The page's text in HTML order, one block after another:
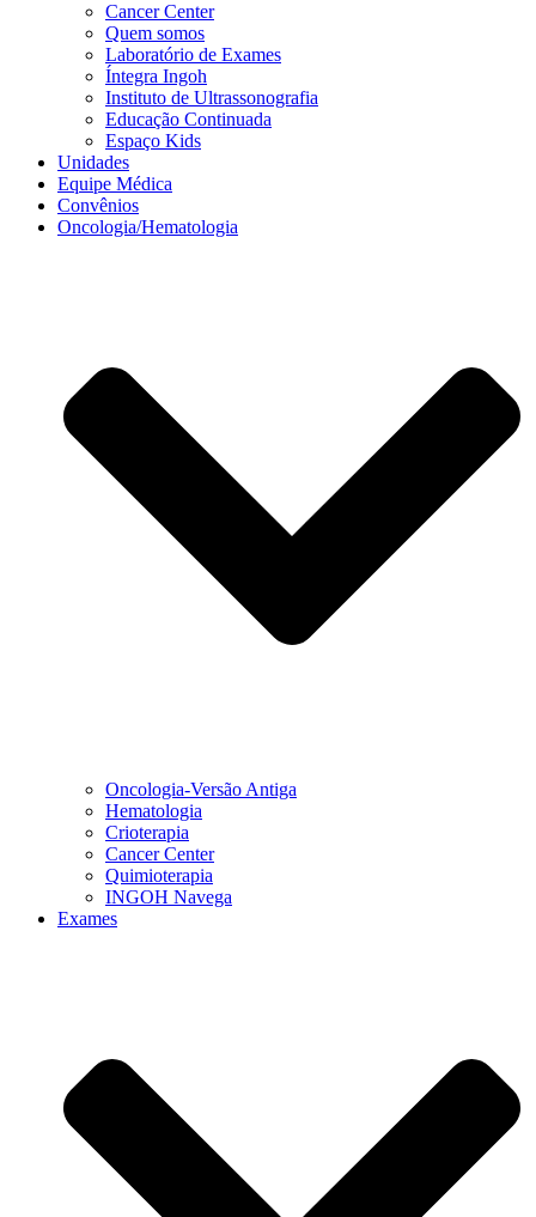
Cancer Center
Quem somos
Laboratório de Exames
Íntegra Ingoh
Instituto de Ultrassonografia
Educação Continuada
Espaço Kids
Unidades
Equipe Médica
Convênios
Oncologia/Hematologia
Oncologia-Versão Antiga
Hematologia
Crioterapia
Cancer Center
Quimioterapia
INGOH Navega
Exames